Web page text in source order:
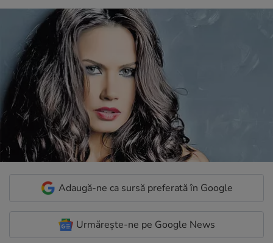
Adaugă-ne ca sursă preferată în Google
Urmărește-ne pe Google News